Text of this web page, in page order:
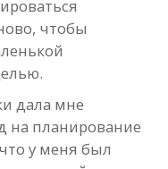
чтобы
дала мне
на планирование
у меня был